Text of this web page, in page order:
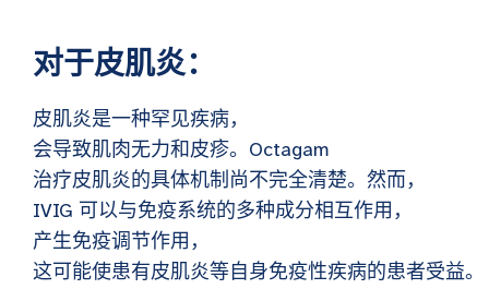
对于皮肌炎：
皮肌炎是一种罕见疾病，
会导致肌肉无力和皮疹。Octagam
治疗皮肌炎的具体机制尚不完全清楚。然而，
IVIG 可以与免疫系统的多种成分相互作用，
产生免疫调节作用，
这可能使患有皮肌炎等自身免疫性疾病的患者受益。